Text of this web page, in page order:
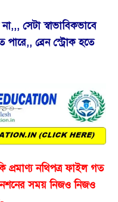
সেটা স্বাভাবিকভাবে
ব্রেন স্ট্রোক হতে
প্রমাণ্য নথিপত্র ফাইল গত
সময় নিজও নিজও